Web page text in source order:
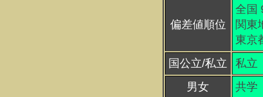
偏差値順位
全国
関東
東京
国公立/私立
私立
男女
共学